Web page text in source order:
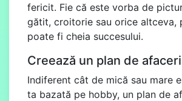
fericit. Fie că este vorba de
gătit, croitorie sau orice altceva,
poate fi cheia succesului.
Creează un plan de afaceri
Indiferent cât de mică sau mare
ta bazată pe hobby, un plan de